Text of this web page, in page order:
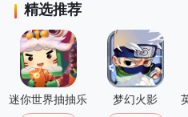
精选推荐
迷你世界抽抽乐 梦幻火影